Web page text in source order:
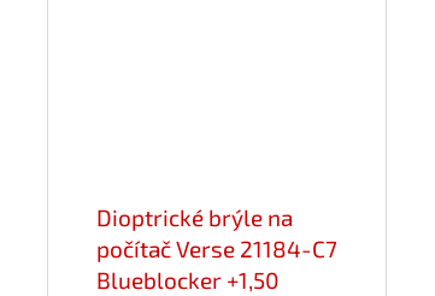
Dioptrické brýle na
počítač Verse 21184-C7
Blueblocker +1,50